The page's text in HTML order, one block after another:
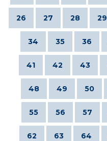
26 27 28 29
34 35 36
41 42 43
48 49 50
55 56 57
62 63 64